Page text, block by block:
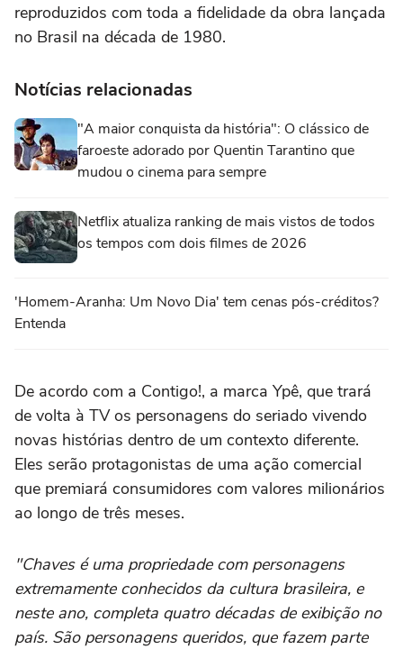
reproduzidos com toda a fidelidade da obra lançada
no Brasil na década de 1980.
Notícias relacionadas
"A maior conquista da história": O clássico de
faroeste adorado por Quentin Tarantino que
mudou o cinema para sempre
Netflix atualiza ranking de mais vistos de todos
os tempos com dois filmes de 2026
'Homem-Aranha: Um Novo Dia' tem cenas pós-créditos?
Entenda
De acordo com a Contigo!, a marca Ypê, que trará
de volta à TV os personagens do seriado vivendo
novas histórias dentro de um contexto diferente.
Eles serão protagonistas de uma ação comercial
que premiará consumidores com valores milionários
ao longo de três meses.
"Chaves é uma propriedade com personagens
extremamente conhecidos da cultura brasileira, e
neste ano, completa quatro décadas de exibição no
país. São personagens queridos, que fazem parte